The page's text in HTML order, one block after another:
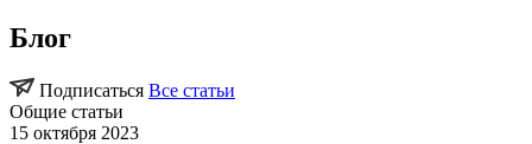
Блог
Подписаться Все статьи
Общие статьи
15 октября 2023